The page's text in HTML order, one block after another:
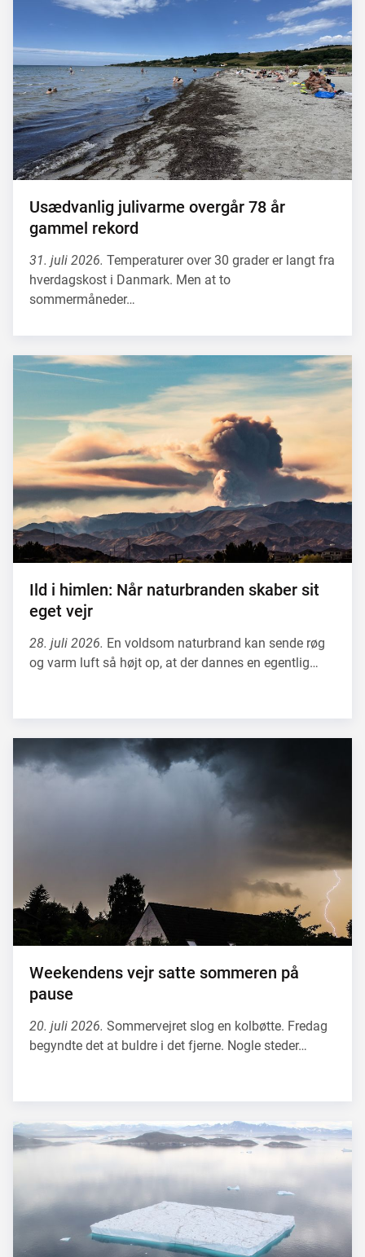
Usædvanlig julivarme overgår 78 år
gammel rekord
31. juli 2026. Temperaturer over 30 grader er langt fra
hverdagskost i Danmark. Men at to
sommermåneder…
Ild i himlen: Når naturbranden skaber sit
eget vejr
28. juli 2026. En voldsom naturbrand kan sende røg
og varm luft så højt op, at der dannes en egentlig…
Weekendens vejr satte sommeren på
pause
20. juli 2026. Sommervejret slog en kolbøtte. Fredag
begyndte det at buldre i det fjerne. Nogle steder…